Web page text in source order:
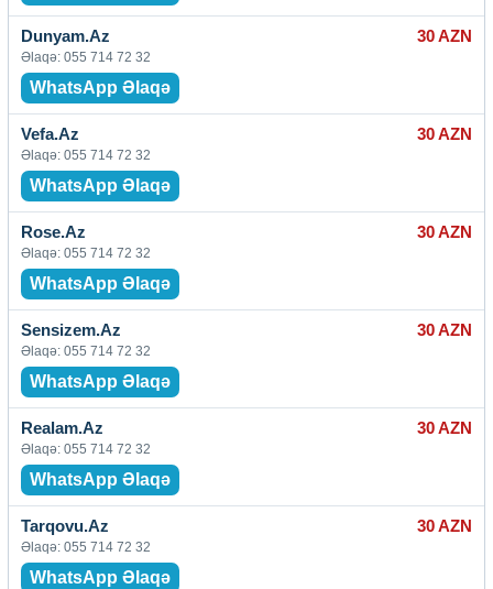
Dunyam.Az 30 AZN
Əlaqə: 055 714 72 32
WhatsApp Əlaqə
Vefa.Az 30 AZN
Əlaqə: 055 714 72 32
WhatsApp Əlaqə
Rose.Az 30 AZN
Əlaqə: 055 714 72 32
WhatsApp Əlaqə
Sensizem.Az 30 AZN
Əlaqə: 055 714 72 32
WhatsApp Əlaqə
Realam.Az 30 AZN
Əlaqə: 055 714 72 32
WhatsApp Əlaqə
Tarqovu.Az 30 AZN
Əlaqə: 055 714 72 32
WhatsApp Əlaqə